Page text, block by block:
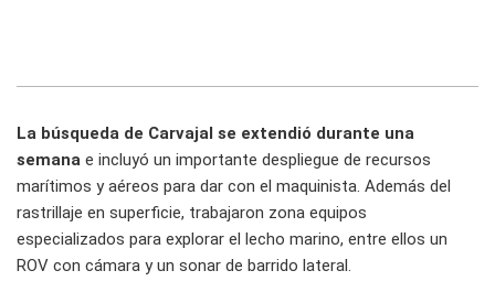
La búsqueda de Carvajal se extendió durante una
semana e incluyó un importante despliegue de recursos
marítimos y aéreos para dar con el maquinista. Además del
rastrillaje en superficie, trabajaron zona equipos
especializados para explorar el lecho marino, entre ellos un
ROV con cámara y un sonar de barrido lateral.